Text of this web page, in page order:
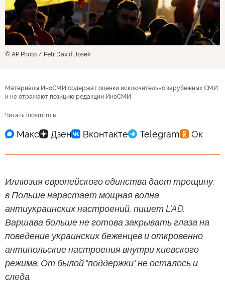
© AP Photo / Petr David Josek
Материалы ИноСМИ содержат оценки исключительно зарубежных СМИ
и не отражают позицию редакции ИноСМИ
Читать inosmi.ru в
Иллюзия европейского единства дает трещину:
в Польше нарастает мощная волна
антиукраинских настроений, пишет L’AD.
Варшава больше не готова закрывать глаза на
поведение украинских беженцев и откровенно
антипольские настроения внутри киевского
режима. От былой "поддержки" не осталось и
следа.